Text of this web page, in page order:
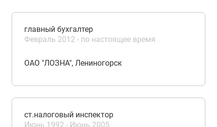
главный бухгалтер
Февраль 2012 - по настоящее время
ОАО "ЛОЗНА", Лениногорск
ст.налоговый инспектор
Июнь 1992 - Июнь 2005